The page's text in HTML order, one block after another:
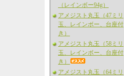
（レインボー94g）
アメジスト丸玉（47ミリ
玉、レインボー、台座付
き）
アメジスト丸玉（58ミリ
玉、レインボー、台座付
き）
アメジスト丸玉（64ミリ